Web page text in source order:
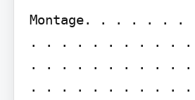
Montage. . . . . .
. . . . . . . . . .
. . . . . . . . . .
. . . . . . . . . .